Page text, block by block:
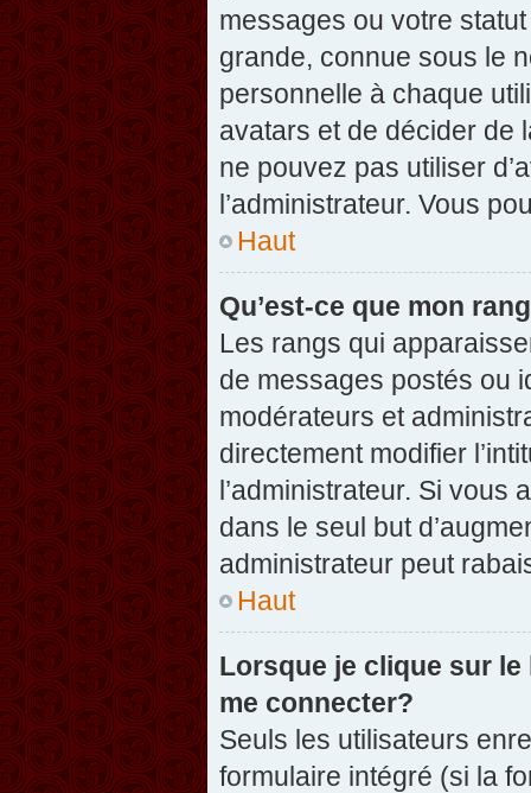
messages ou votre
grande, connue sous le
personnelle à chaque
avatars et de décider de
ne pouvez pas utiliser
l’administrateur. Vous
Haut
Qu’est-ce que mon
Les rangs qui
de messages postés ou
modérateurs et
directement modifier
l’administrateur. Si vous
dans le seul but
administrateur peut
Haut
Lorsque je clique sur
me connecter?
Seuls les utilisateurs
formulaire intégré (si la